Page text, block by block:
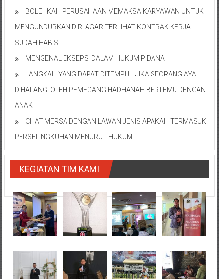
BOLEHKAH PERUSAHAAN MEMAKSA KARYAWAN UNTUK
MENGUNDURKAN DIRI AGAR TERLIHAT KONTRAK KERJA
SUDAH HABIS
MENGENAL EKSEPSI DALAM HUKUM PIDANA
LANGKAH YANG DAPAT DITEMPUH JIKA SEORANG AYAH
DIHALANGI OLEH PEMEGANG HADHANAH BERTEMU DENGAN
ANAK
CHAT MERSA DENGAN LAWAN JENIS APAKAH TERMASUK
PERSELINGKUHAN MENURUT HUKUM
KEGIATAN TIM KAMI